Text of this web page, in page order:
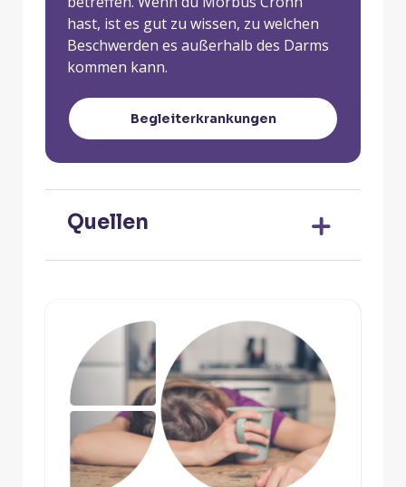
hast, ist es gut zu wissen, zu welchen
Beschwerden es außerhalb des Darms
kommen kann.
Begleiterkrankungen
Quellen